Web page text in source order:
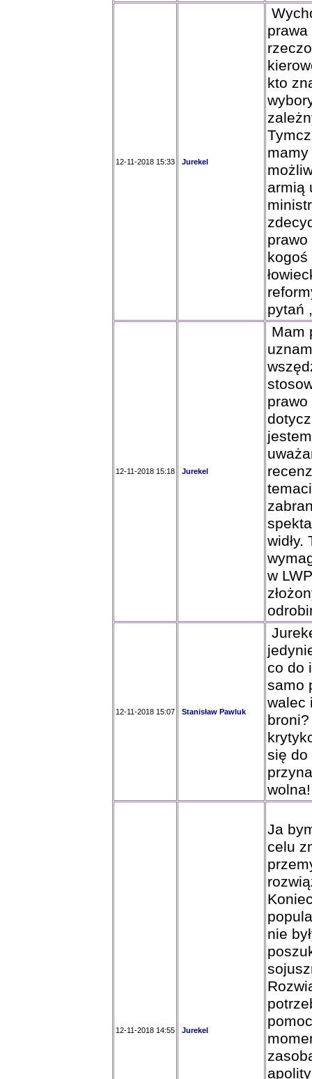
12-11-2018 15:33 Jurekel
prawa
kto
armią
kogoś
pytań
12-11-2018 15:18 Jurekel
Mam
widły.
w
12-11-2018 15:07 Stanisław Pawluk
co do
samo
walec
się do
wolna!
12-11-2018 14:55 Jurekel
Ja
celu
nie